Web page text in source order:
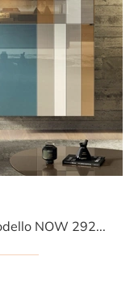
Se cerchi pensili moderni, con il modello NOW 2922 in vetro di Lago potrai completare un living operativo e pratico.